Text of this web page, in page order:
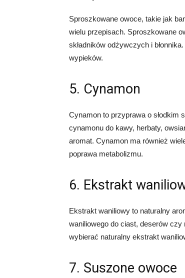
Sproszkowane owoce, takie jak
wielu przepisach. Sproszkowane
składników odżywczych i
wypieków.
5. Cynamon
Cynamon to przyprawa o słodkim
cynamonu do kawy, herbaty,
aromat. Cynamon ma również
poprawa metabolizmu.
6. Ekstrakt
Ekstrakt waniliowy to naturalny
waniliowego do ciast, deserów czy
wybierać naturalny ekstrakt
7. Suszone owoce